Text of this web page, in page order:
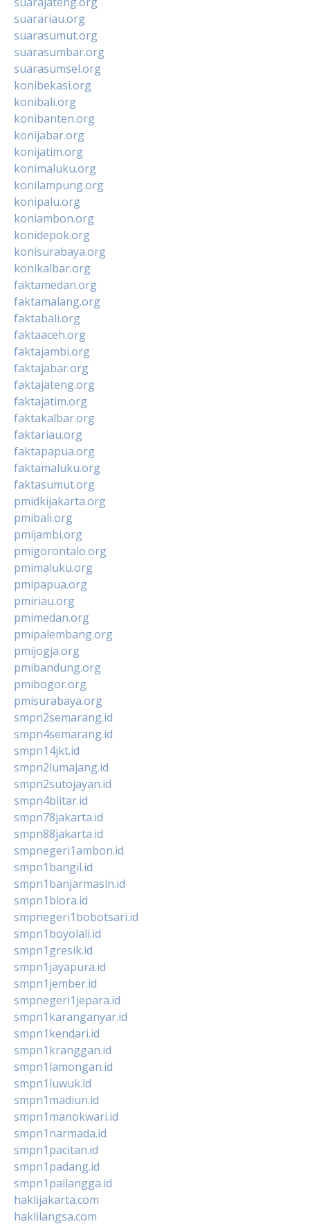
suarariau.org
suarasumut.org
suarasumbar.org
suarasumsel.org
konibekasi.org
konibali.org
konibanten.org
konijabar.org
konijatim.org
konimaluku.org
konilampung.org
konipalu.org
koniambon.org
konidepok.org
konisurabaya.org
konikalbar.org
faktamedan.org
faktamalang.org
faktabali.org
faktaaceh.org
faktajambi.org
faktajabar.org
faktajateng.org
faktajatim.org
faktakalbar.org
faktariau.org
faktapapua.org
faktamaluku.org
faktasumut.org
pmidkijakarta.org
pmibali.org
pmijambi.org
pmigorontalo.org
pmimaluku.org
pmipapua.org
pmiriau.org
pmimedan.org
pmipalembang.org
pmijogja.org
pmibandung.org
pmibogor.org
pmisurabaya.org
smpn2semarang.id
smpn4semarang.id
smpn14jkt.id
smpn2lumajang.id
smpn2sutojayan.id
smpn4blitar.id
smpn78jakarta.id
smpn88jakarta.id
smpnegeri1ambon.id
smpn1bangil.id
smpn1banjarmasin.id
smpn1biora.id
smpnegeri1bobotsari.id
smpn1boyolali.id
smpn1gresik.id
smpn1jayapura.id
smpn1jember.id
smpnegeri1jepara.id
smpn1karanganyar.id
smpn1kendari.id
smpn1kranggan.id
smpn1lamongan.id
smpn1luwuk.id
smpn1madiun.id
smpn1manokwari.id
smpn1narmada.id
smpn1pacitan.id
smpn1padang.id
smpn1pailangga.id
haklijakarta.com
haklilangsa.com